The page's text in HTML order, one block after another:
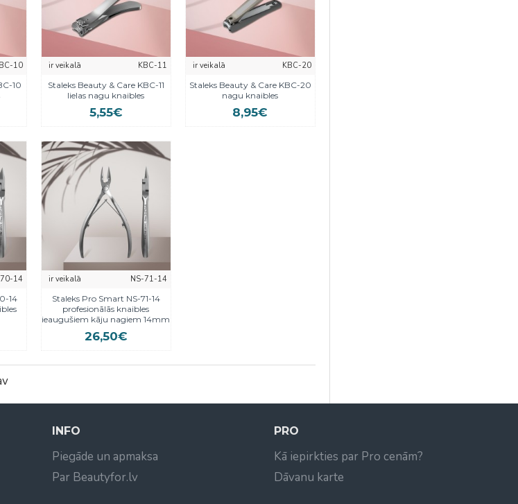
10
10
ir veikalā
KBC-11
Staleks Beauty & Care KBC-11
lielas nagu knaibles
5,55€
ir veikalā
KBC-20
Staleks Beauty & Care KBC-20
nagu knaibles
8,95€
14
14
ir veikalā
NS-71-14
Staleks Pro Smart NS-71-14
profesionālās knaibles
ieaugušiem kāju nagiem 14mm
26,50€
INFO
Piegāde un apmaksa
Par Beautyfor.lv
PRO
Kā iepirkties par Pro cenām?
Dāvanu karte